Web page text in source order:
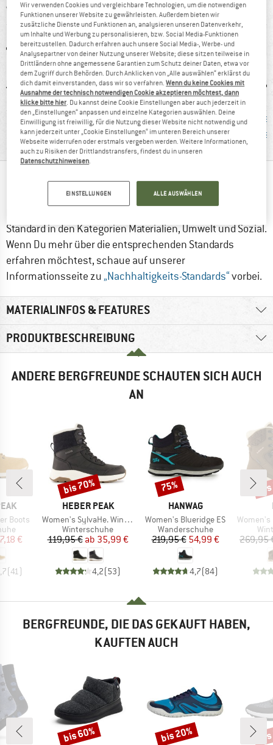
Wasserdichte Damen-Winterschuhe für Freizeitaktivitäten
100%
Weiterempfehlung
Kunden sagen:
Preis/Leistung
TRUSTED BY BERGFREUNDE
Standard in den Kategorien Materialien, Umwelt und Sozial.
Wenn Du mehr über die entsprechenden Standards
erfahren möchtest, schaue auf unserer
Informationsseite zu„Nachhaltigkeits-Standards“vorbei.
MATERIALINFOS & FEATURES
PRODUKTBESCHREIBUNG
ANDERE BERGFREUNDE SCHAUTEN SICH AUCH
AN
Boots
Preis
€
(41 )
MARKE
HEBER PEAK
Artikel
Women's SylvaHe. Winter Boots
Produktgruppe
Winterschuhe
Preis
119,95 € reduzierter Preis
ab 35,99 €
4,2(53)
Rabatt
bis 70%
MARKE
HANWAG
Artikel
Women's Blueridge ES
Produktgruppe
Wanderschuhe
Preis
219,95 €reduzierter Preis
54,99 €
4,7(84)
Rabatt
75%
Artikel
Women's
269,95
BERGFREUNDE, DIE DAS GEKAUFT HABEN,
KAUFTEN AUCH
Rabatt
bis 60% Rabatt
bis 20%
Wir verwenden Cookies und vergleichbare Technologien, um die notwendigen
Funktionen unserer Website zu gewährleisten. Außerdem bieten wir
zusätzliche Dienste und Funktionen an, analysieren unseren Datenverkehr,
um Inhalte und Werbung zu personalisieren, bzw. Social Media-Funktionen
bereitzustellen. Dadurch erfahren auch unsere Social Media-, Werbe- und
Analysepartner von deiner Nutzung unserer Website; diese sitzen teilweise in
Drittländern ohne angemessene Garantien zum Schutz deiner Daten, etwa vor
dem Zugriff durch Behörden. Durch Anklicken von „Alle auswählen“ erklärst du
dich damit einverstanden, dass wir so verfahren.Wenn du keine Cookies mit
Ausnahme der technisch notwendigen Cookie akzeptieren möchtest, dann
klicke bitte hier. Du kannst deine Cookie Einstellungen aber auch jederzeit in
den „Einstellungen“ anpassen und einzelne Kategorien auswählen. Deine
Einwilligung ist freiwillig, für die Nutzung dieser Website nicht notwendig und
kann jederzeit unter „Cookie Einstellungen“ im unteren Bereich unserer
Webseite widerrufen oder erstmals vergeben werden. Weitere Informationen,
auch zu Risiken der Drittlandstransfers, findest du in unseren
Datenschutzhinweisen.
EINSTELLUNGEN ALLE AUSWÄHLEN